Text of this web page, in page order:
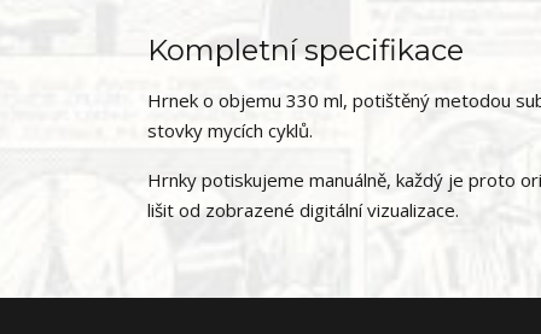
Kompletní specifikace
Hrnek o objemu 330 ml, potištěný metodou
stovky mycích cyklů.
Hrnky potiskujeme manuálně, každý je proto
lišit od zobrazené digitální vizualizace.